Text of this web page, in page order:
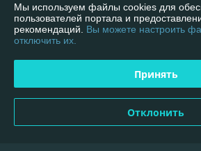
Доставка и оплата
График работы
Полная версия сайта
Политика обработки cookies
Мы используем файлы cookies для
пользователей портала и
рекомендаций. Вы можете настроить
отключить их.
Принять
Отклонить